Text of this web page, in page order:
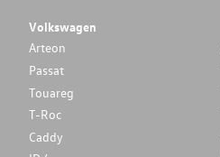
Volkswagen
Arteon
Passat
Touareg
T-Roc
Caddy